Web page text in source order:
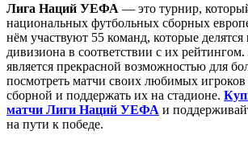
Лига Наций УЕФА — это турнир,
национальных футбольных сборных
нём участвуют 55 команд, которые делятся
дивизиона в соответствии с их
является прекрасной возможностью для
посмотреть матчи своих любимых
сборной и поддержать их на стадионе.
матчи Лиги Наций УЕФА и
на пути к победе.